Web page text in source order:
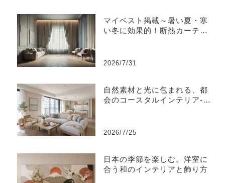
マイベスト掲載～暑い夏・寒
い冬に効果的！断熱カーテン
2026/7/31
自然素材と光に包まれる、都
会のコースタルインテリア-江
2026/7/25
日本の季節を楽しむ。洋室に
合う和のインテリアと飾り方